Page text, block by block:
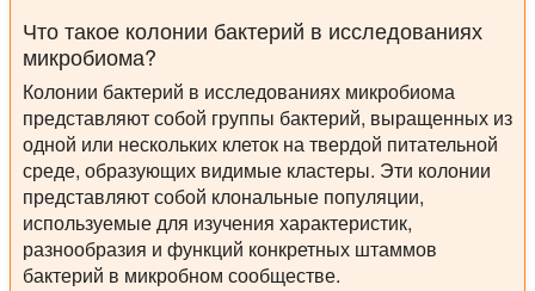
Что такое колонии бактерий в исследованиях
микробиома?
Колонии бактерий в исследованиях микробиома
представляют собой группы бактерий, выращенных из
одной или нескольких клеток на твердой питательной
среде, образующих видимые кластеры. Эти колонии
представляют собой клональные популяции,
используемые для изучения характеристик,
разнообразия и функций конкретных штаммов
бактерий в микробном сообществе.